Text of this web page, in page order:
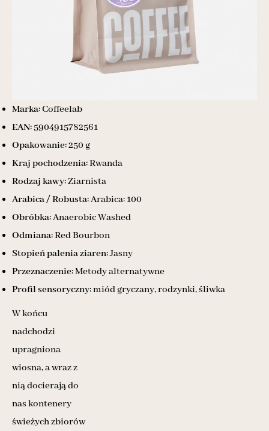
Marka:Coffeelab
EAN:5904915782561
Opakowanie:250 g
Kraj pochodzenia:Rwanda
Rodzaj kawy:Ziarnista
Arabica / Robusta:Arabica: 100
Obróbka:Anaerobic Washed
Odmiana:Red Bourbon
Stopień palenia ziaren:Jasny
Przeznaczenie:Metody alternatywne
Profil sensoryczny:miód gryczany, rodzynki, śliwka
W końcu
nadchodzi
upragniona
wiosna, a wraz z
nią docierają do
nas kontenery
świeżych zbiorów